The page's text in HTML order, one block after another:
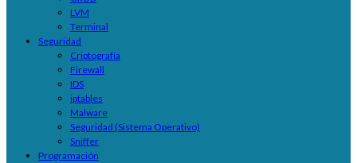
LVM
Terminal
Seguridad
Criptografía
Firewall
IDS
iptables
Malware
Seguridad (Sistema Operativo)
Sniffer
Programación